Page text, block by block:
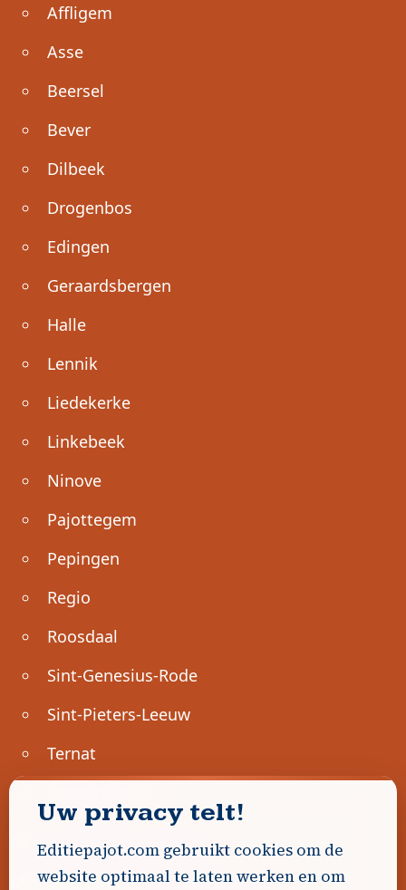
Affligem
Asse
Beersel
Bever
Dilbeek
Drogenbos
Edingen
Geraardsbergen
Halle
Lennik
Liedekerke
Linkebeek
Ninove
Pajottegem
Pepingen
Regio
Roosdaal
Sint-Genesius-Rode
Sint-Pieters-Leeuw
Ternat
Geen advertenties gevonden.
Uw advertentie hier? Contacteer ons!
Uw privacy telt!
Editiepajot.com gebruikt cookies om de
website optimaal te laten werken en om